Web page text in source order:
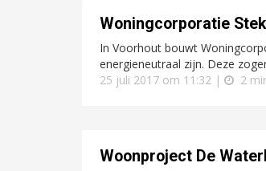
Woningcorporatie
In Voorhout bouwt
energieneutraal zijn. Deze
25 juli 2017 om 11:32 |
2
Woonproject De